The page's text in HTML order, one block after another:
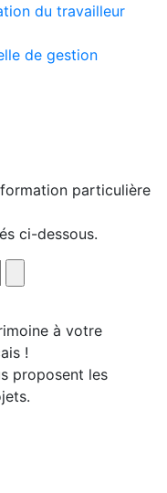
du travailleur
de gestion
particulière
ci-dessous.
à votre
!
proposent les